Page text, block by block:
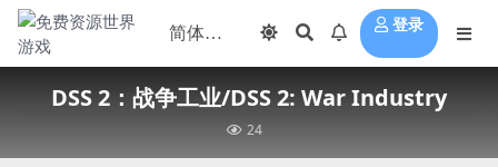
登录
DSS 2：战争工业/DSS 2: War Industry
24